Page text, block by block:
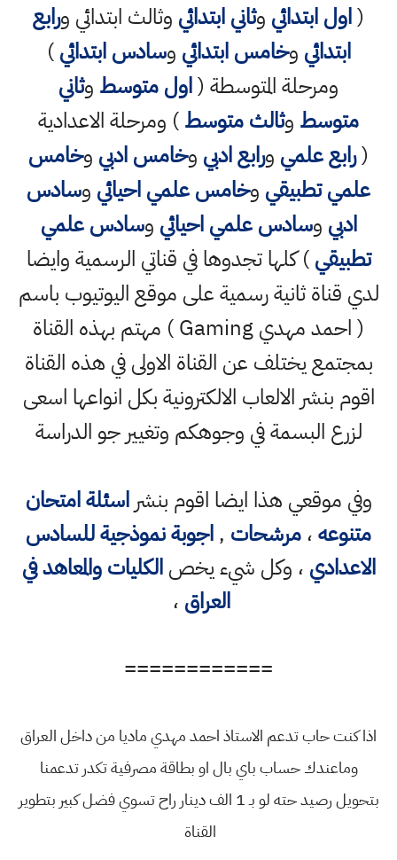
(اول ابتدائي وثاني ابتدائي وثالث ابتدائي ورابع
ابتدائي وخامس ابتدائي وسادس ابتدائي)
ومرحلة المتوسطة (اول متوسط وثاني
متوسط وثالث متوسط) ومرحلة الاعدادية
(رابع علمي ورابع ادبي وخامس ادبي وخامس
علمي تطبيقي وخامس علمي احيائي وسادس
ادبي وسادس علمي احيائي وسادس علمي
تطبيقي) كلها تجدوها في قناتي الرسمية وايضا
لدي قناة ثانية رسمية على موقع اليوتيوب باسم
( احمد مهدي Gaming ) مهتم بهذه القناة
بمجتمع يختلف عن القناة الاولى في هذه القناة
اقوم بنشر الالعاب الالكترونية بكل انواعها اسعى
لزرع البسمة في وجوهكم وتغيير جو الدراسة
وفي موقعي هذا ايضا اقوم بنشراسئلة امتحان
متنوعه،مرشحات ,اجوبة نموذجية للسادس
الاعدادي ، وكل شيء يخصالكليات والمعاهد في
العراق ،
============
اذا كنت حاب تدعم الاستاذ احمد مهدي ماديا من داخل العراق
وماعندك حساب باي بال او بطاقة مصرفية تكدر تدعمنا
بتحويل رصيد حته لو بـ 1 الف دينار راح تسوي فضل كبير بتطوير
القناة